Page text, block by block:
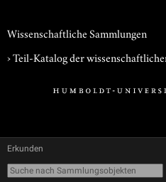
Wissenschaftliche Sammlungen
› Teil-Katalog der
Erkunden